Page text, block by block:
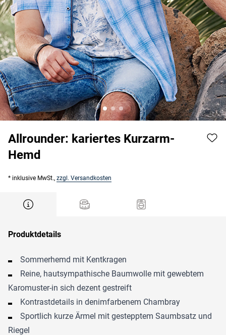
Allrounder: kariertes Kurzarm-
Hemd
* inklusive MwSt., zzgl. Versandkosten
Produktdetails
Sommerhemd mit Kentkragen
Reine, hautsympathische Baumwolle mit gewebtem
Karomuster-in sich dezent gestreift
Kontrastdetails in denimfarbenem Chambray
Sportlich kurze Ärmel mit gestepptem Saumbsatz und
Riegel